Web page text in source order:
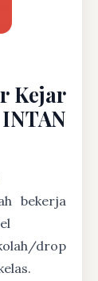
Kejar
bekerja
drop